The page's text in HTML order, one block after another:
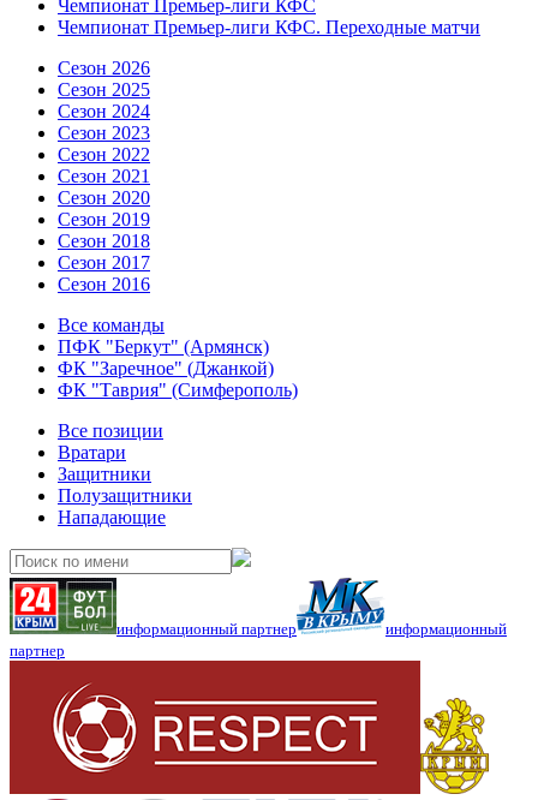
Чемпионат Премьер-лиги КФС
Чемпионат Премьер-лиги КФС. Переходные матчи
Сезон 2026
Сезон 2025
Сезон 2024
Сезон 2023
Сезон 2022
Сезон 2021
Сезон 2020
Сезон 2019
Сезон 2018
Сезон 2017
Сезон 2016
Все команды
ПФК "Беркут" (Армянск)
ФК "Заречное" (Джанкой)
ФК "Таврия" (Симферополь)
Все позиции
Вратари
Защитники
Полузащитники
Нападающие
информационный партнер
информационный
партнер